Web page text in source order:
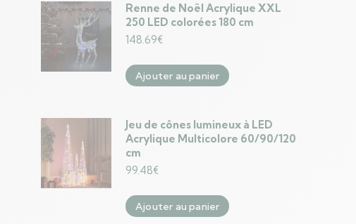
Renne de Noël Acrylique XXL
250 LED colorées 180 cm
148.69€
Ajouter au panier
Jeu de cônes lumineux à LED
Acrylique Multicolore 60/90/120
cm
99.48€
Ajouter au panier